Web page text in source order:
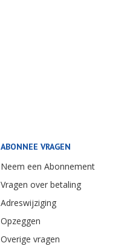
ABONNEE VRAGEN
Neem een Abonnement
Vragen over betaling
Adreswijziging
Opzeggen
Overige vragen